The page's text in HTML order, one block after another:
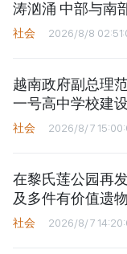
涛汹涌 中部与南
社会 2026/8/8
越南政府副总理
一号高中学校建
社会 2026/8/7
在黎氏莲公园再
及多件有价值遗物
社会 2026/8/7